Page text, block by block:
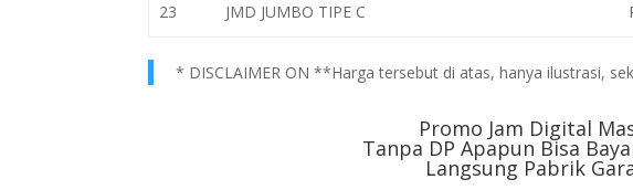
23 JMD JUMBO TIPE C
* DISCLAIMER ON **Harga tersebut di atas, hanya ilustrasi,
Promo Jam Digital
Tanpa DP Apapun Bisa
Langsung Pabrik